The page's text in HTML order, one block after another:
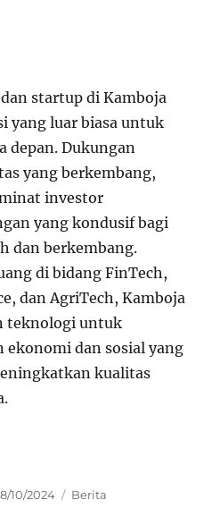
startup di Kamboja
yang luar biasa untuk
depan. Dukungan
yang berkembang,
investor
yang kondusif bagi
dan berkembang.
di bidang FinTech,
dan AgriTech, Kamboja
teknologi untuk
dan sosial yang
kualitas
10/2024 Categories
Berita